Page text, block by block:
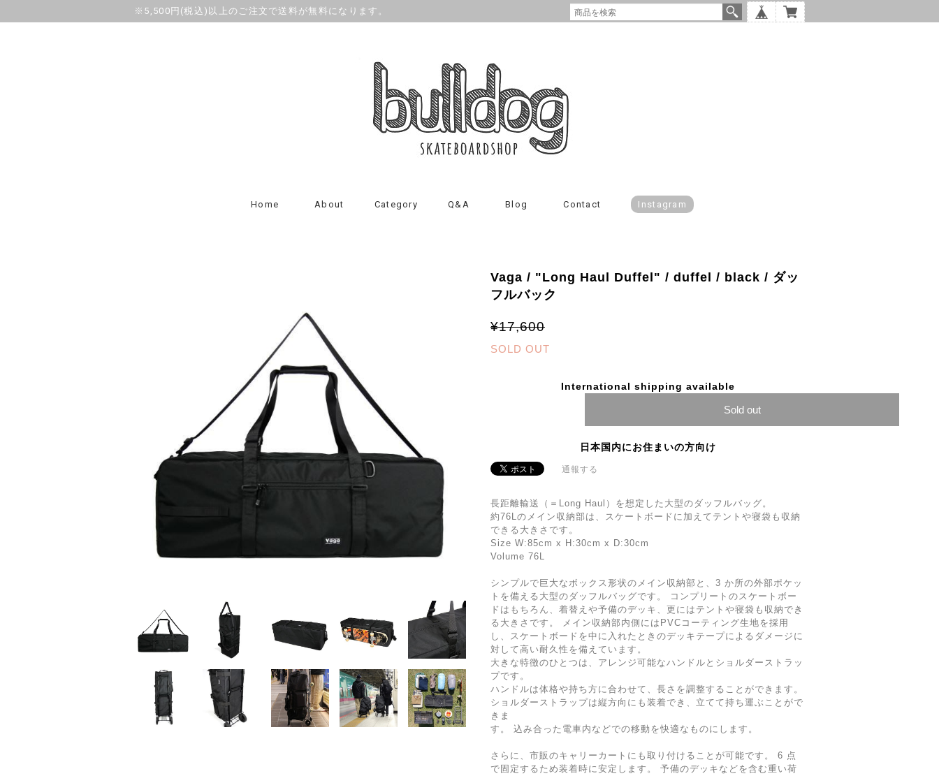
※5,500円(税込)以上のご注文で送料が無料になります。
Home About Category Q&A Blog Contact Instagram
Vaga / "Long Haul Duffel" / duffel / black / ダッ
フルバック
¥17,600
SOLD OUT
International shipping available
Sold out
日本国内にお住まいの方向け
通報する
長距離輸送（＝Long Haul）を想定した大型のダッフルバッグ。
約76Lのメイン収納部は、スケートボードに加えてテントや寝袋も収納
できる大きさです。
Size W:85cm x H:30cm x D:30cm
Volume 76L
シンプルで巨大なボックス形状のメイン収納部と、3 か所の外部ポケッ
トを備える大型のダッフルバッグです。 コンプリートのスケートボー
ドはもちろん、着替えや予備のデッキ、更にはテントや寝袋も収納でき
る大きさです。 メイン収納部内側にはPVCコーティング生地を採用
し、スケートボードを中に入れたときのデッキテープによるダメージに
対して高い耐久性を備えています。
大きな特徴のひとつは、アレンジ可能なハンドルとショルダーストラッ
プです。
ハンドルは体格や持ち方に合わせて、⾧さを調整することができます。
ショルダーストラップは縦方向にも装着でき、立てて持ち運ぶことがで
きま
す。 込み合った電車内などでの移動を快適なものにします。
さらに、市販のキャリーカートにも取り付けることが可能です。 6 点
で固定するため装着時に安定します。 予備のデッキなどを含む重い荷